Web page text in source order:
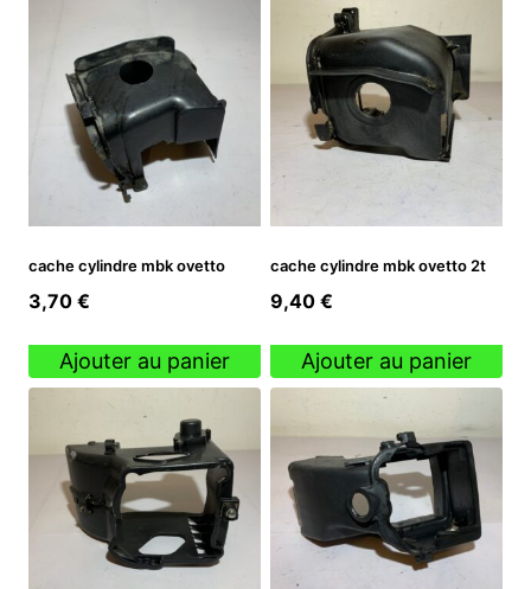
cache cylindre mbk ovetto
3,70 €
Ajouter au panier
cache cylindre mbk ovetto 2t
9,40 €
Ajouter au panier